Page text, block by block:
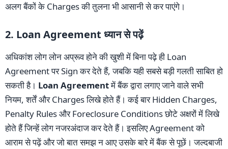
अलग बैंकों के Charges की तुलना भी आसानी से कर पाएंगे।
2. Loan Agreement ध्यान से पढ़ें
अधिकांश लोग लोन अप्रूव होने की खुशी में बिना पढ़े ही Loan
Agreement पर Sign कर देते हैं, जबकि यही सबसे बड़ी गलती साबित हो
सकती है। Loan Agreementमें बैंक द्वारा लगाए जाने वाले सभी
नियम, शर्तें और Charges लिखे होते हैं। कई बार Hidden Charges,
Penalty Rules और Foreclosure Conditions छोटे अक्षरों में लिखे
होते हैं जिन्हें लोग नजरअंदाज कर देते हैं। इसलिए Agreement को
आराम से पढ़ें और जो बात समझ न आए उसके बारे में बैंक से पूछें। जल्दबाजी